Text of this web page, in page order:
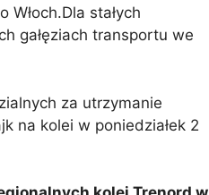
stałych
gałęziach transportu we
za utrzymanie
na kolei w poniedziałek 2